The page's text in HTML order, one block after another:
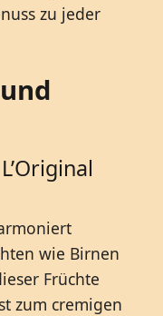
zu jeder
wie Birnen
Früchte
zum cremigen